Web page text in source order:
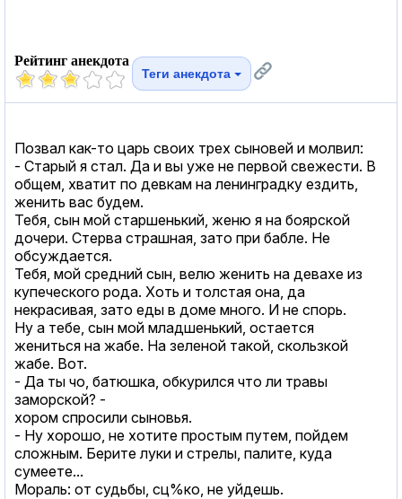
Рейтинг анекдота
Теги анекдота
Позвал как-то царь своих трех сыновей и молвил:
- Старый я стал. Да и вы уже не первой свежести. В
общем, хватит по девкам на ленинградку ездить,
женить вас будем.
Тебя, сын мой старшенький, женю я на боярской
дочери. Стерва страшная, зато при бабле. Не
обсуждается.
Тебя, мой средний сын, велю женить на девахе из
купеческого рода. Хоть и толстая она, да
некрасивая, зато еды в доме много. И не спорь.
Ну а тебе, сын мой младшенький, остается
жениться на жабе. На зеленой такой, скользкой
жабе. Вот.
- Да ты чо, батюшка, обкурился что ли травы
заморской? -
хором спросили сыновья.
- Ну хорошо, не хотите простым путем, пойдем
сложным. Берите луки и стрелы, палите, куда
сумеете...
Мораль: от судьбы, сц%ко, не уйдешь.